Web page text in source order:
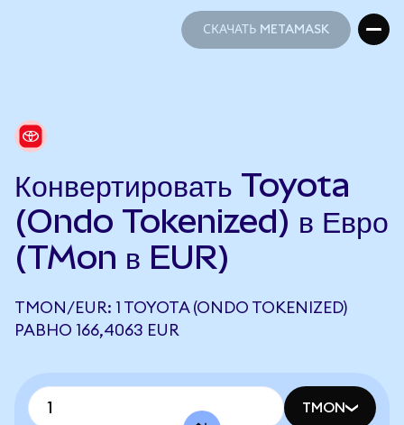
СКАЧАТЬ METAMASK
Конвертировать Toyota
(Ondo Tokenized) в Евро
(TMon в EUR)
TMON/EUR: 1 TOYOTA (ONDO TOKENIZED)
РАВНО 166,4063 EUR
TMON